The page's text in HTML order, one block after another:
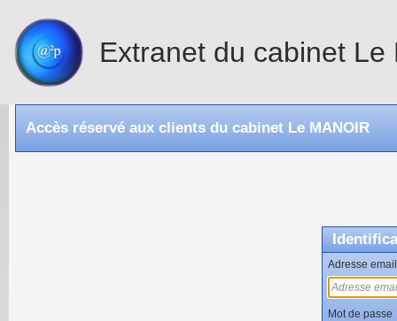
Extranet du cabinet Le
Accès réservé aux clients du cabinet Le MANOIR
Mot de passe
Adresse email